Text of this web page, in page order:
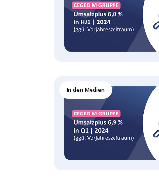
In den Medien